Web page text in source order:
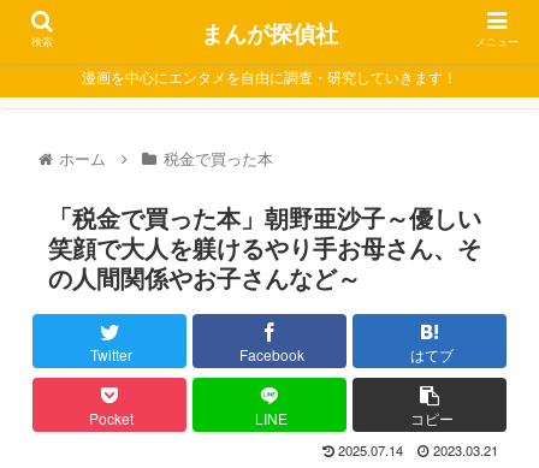
漫画を中心にエンタメを自由に調査・研究していきます！
ホーム 税金で買った本
「税金で買った本」朝野亜沙子～優しい
笑顔で大人を躾けるやり手お母さん、そ
の人間関係やお子さんなど～
Twitter Facebook はてブ
Pocket LINE コピー
2025.07.14 2023.03.21
検索 まんが探偵社 メニュー